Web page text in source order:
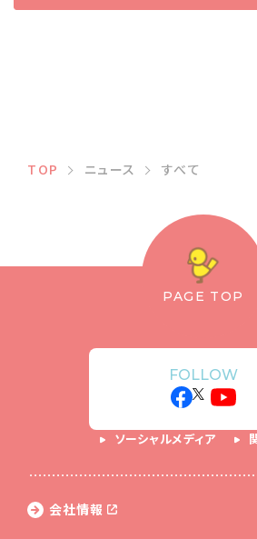
TOP ニュース すべて
PAGE TOP
FOLLOW
ソーシャルメディア
会社情報